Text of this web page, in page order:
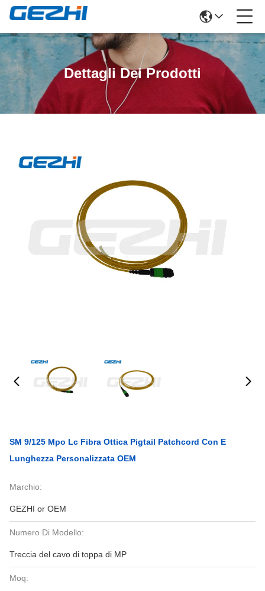
Dettagli Dei Prodotti
SM 9/125 Mpo Lc Fibra Ottica Pigtail Patchcord Con E
Lunghezza Personalizzata OEM
Marchio:
GEZHI or OEM
Numero Di Modello:
Treccia del cavo di toppa di MP
Moq: